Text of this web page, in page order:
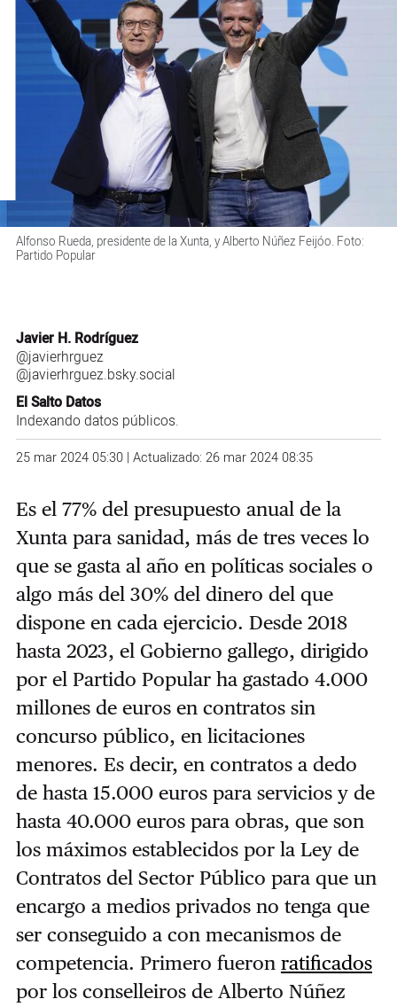
Alfonso Rueda, presidente de la Xunta, y Alberto Núñez Feijóo. Foto:
Partido Popular
Javier H. Rodríguez
@javierhrguez
@javierhrguez.bsky.social
El Salto Datos
Indexando datos públicos.
25 mar 2024 05:30 | Actualizado: 26 mar 2024 08:35
Es el 77% del presupuesto anual de la
Xunta para sanidad, más de tres veces lo
que se gasta al año en políticas sociales o
algo más del 30% del dinero del que
dispone en cada ejercicio. Desde 2018
hasta 2023, el Gobierno gallego, dirigido
por el Partido Popular ha gastado 4.000
millones de euros en contratos sin
concurso público, en licitaciones
menores. Es decir, en contratos a dedo
de hasta 15.000 euros para servicios y de
hasta 40.000 euros para obras, que son
los máximos establecidos por la Ley de
Contratos del Sector Público para que un
encargo a medios privados no tenga que
ser conseguido a con mecanismos de
competencia. Primero fueron ratificados
por los conselleiros de Alberto Núñez